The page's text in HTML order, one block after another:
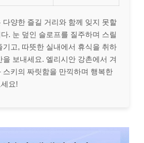
다양한 즐길 거리와 함께 잊지 못할
. 눈 덮인 슬로프를 질주하며 스릴
기고, 따뜻한 실내에서 휴식을 취하
을 보내세요. 엘리시안 강촌에서 겨
스키의 짜릿함을 만끽하며 행복한
요!